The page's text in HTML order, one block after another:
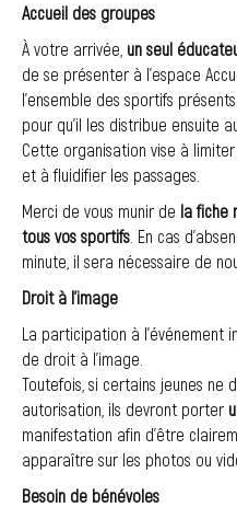
Accueil des groupes
À votre arrivée, un seul
de se présenter à l’espace
l’ensemble des sportifs
pour qu’il les distribue ensuite
Cette organisation vise à limiter
et à fluidifier les passages.
Merci de vous munir de la fiche
tous vos sportifs . En cas
minute, il sera nécessaire de
Droit à l’image
La participation à l’événement
de droit à l’image.
Toutefois, si certains jeunes ne
autorisation, ils devront porter
manifestation afin d’être
apparaître sur les photos ou
Besoin de bénévoles